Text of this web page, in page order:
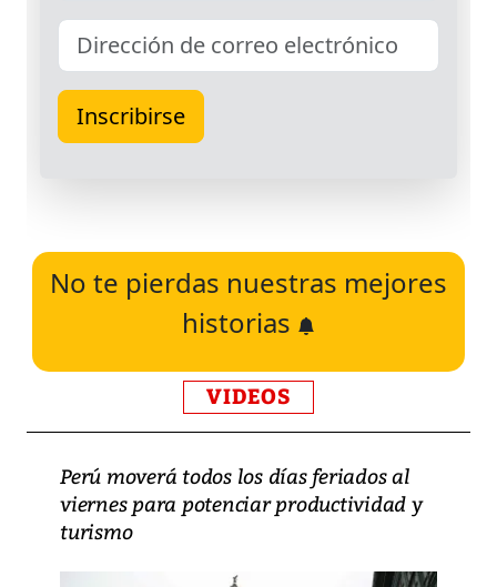
No te pierdas nuestras mejores
historias
VIDEOS
Perú moverá todos los días feriados al
viernes para potenciar productividad y
turismo